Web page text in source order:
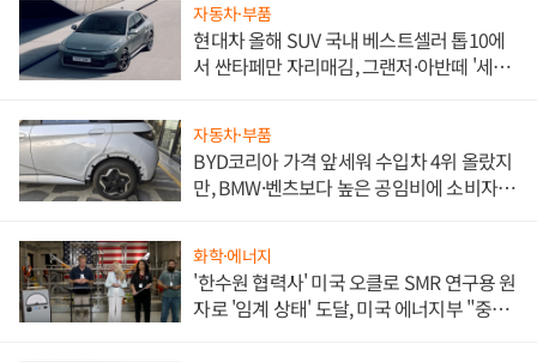
자동차·부품
현대차 올해 SUV 국내 베스트셀러 톱10에
서 싼타페만 자리매김, 그랜저·아반떼 '세단
자동차·부품
BYD코리아 가격 앞세워 수입차 4위 올랐지
만, BMW·벤츠보다 높은 공임비에 소비자
화학·에너지
'한수원 협력사' 미국 오클로 SMR 연구용 원
자로 '임계 상태' 도달, 미국 에너지부 "중요